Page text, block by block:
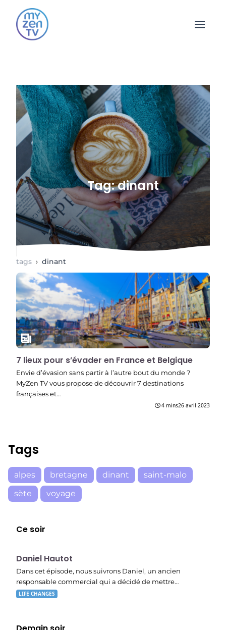
Open
Tag: dinant
tags › dinant
7 lieux pour s’évader en France et Belgique
Envie d’évasion sans partir à l’autre bout du monde ?
MyZen TV vous propose de découvrir 7 destinations
françaises et…
4 mins26 avril 2023
Tags
alpes bretagne dinant
saint-malo
sète
voyage
Ce soir
19:47
Daniel Hautot
Dans cet épisode, nous suivrons Daniel, un ancien
responsable commercial qui a décidé de mettre…
LIFE CHANGES